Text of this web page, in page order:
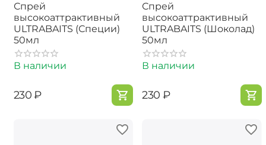
Спрей
высокоаттрактивный
ULTRABAITS (Специи)
50мл
В наличии
‍230‍ ₽
Спрей
высокоаттрактивный
ULTRABAITS (Шоколад)
50мл
В наличии
‍230‍ ₽